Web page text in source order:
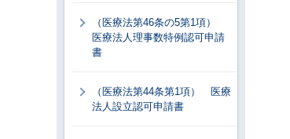
（医療法第46条の5第1項）
医療法人理事数特例認可申請
書
（医療法第44条第1項） 医療
法人設立認可申請書